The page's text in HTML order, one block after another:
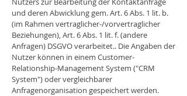
und deren Abwicklung gem. Art. 6 Abs. 1 lit. b.
(im Rahmen vertraglicher-/vorvertraglicher
Beziehungen), Art. 6 Abs. 1 lit. f. (andere
Anfragen) DSGVO verarbeitet.. Die Angaben der
Nutzer können in einem Customer-
Relationship-Management System ("CRM
System") oder vergleichbarer
Anfragenorganisation gespeichert werden.